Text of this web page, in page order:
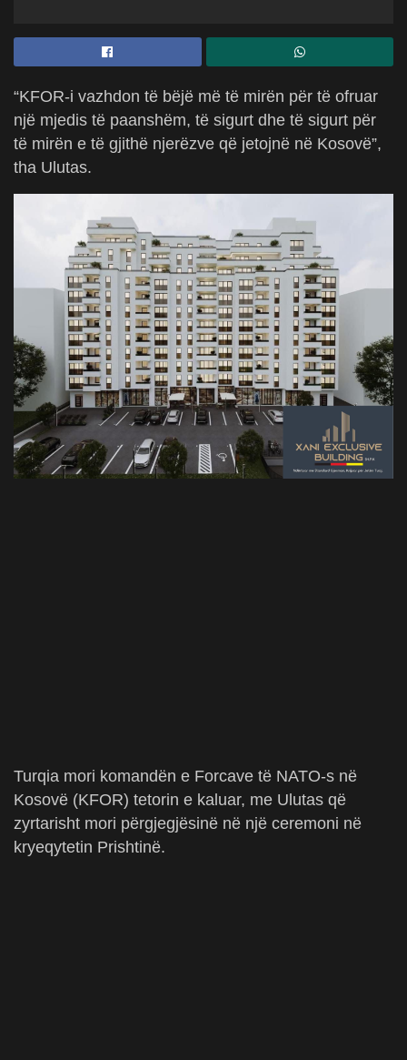
“KFOR-i vazhdon të bëjë më të mirën për të ofruar
një mjedis të paanshëm, të sigurt dhe të sigurt për
të mirën e të gjithë njerëzve që jetojnë në Kosovë”,
tha Ulutas.
Turqia mori komandën e Forcave të NATO-s në
Kosovë (KFOR) tetorin e kaluar, me Ulutas që
zyrtarisht mori përgjegjësinë në një ceremoni në
kryeqytetin Prishtinë.